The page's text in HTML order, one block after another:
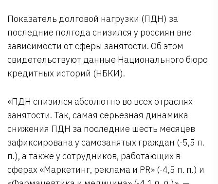
Показатель долговой нагрузки (ПДН) за
последние полгода снизился у россиян вне
зависимости от сферы занятости. Об этом
свидетельствуют данные Национального бюро
кредитных историй (НБКИ).
«ПДН снизился абсолютно во всех отраслях
занятости. Так, самая серьезная динамика
снижения ПДН за последние шесть месяцев
зафиксирована у самозанятых граждан (-5,5 п.
п.), а также у сотрудников, работающих в
сферах «Маркетинг, реклама и PR» (-4,5 п. п.) и